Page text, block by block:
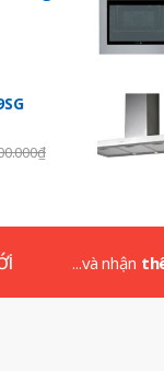
₫
...và nhận